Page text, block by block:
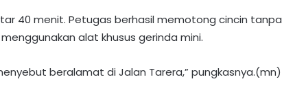
40 menit. Petugas berhasil memotong cincin tanpa
alat khusus gerinda mini.
beralamat di Jalan Tarera,” pungkasnya.(mn)
PT MPG Bagikan Seragam dan Tas